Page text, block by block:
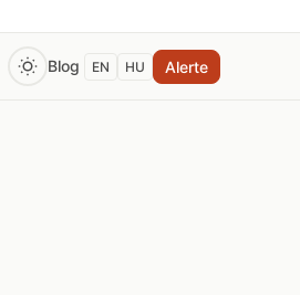
Blog EN HU Alerte